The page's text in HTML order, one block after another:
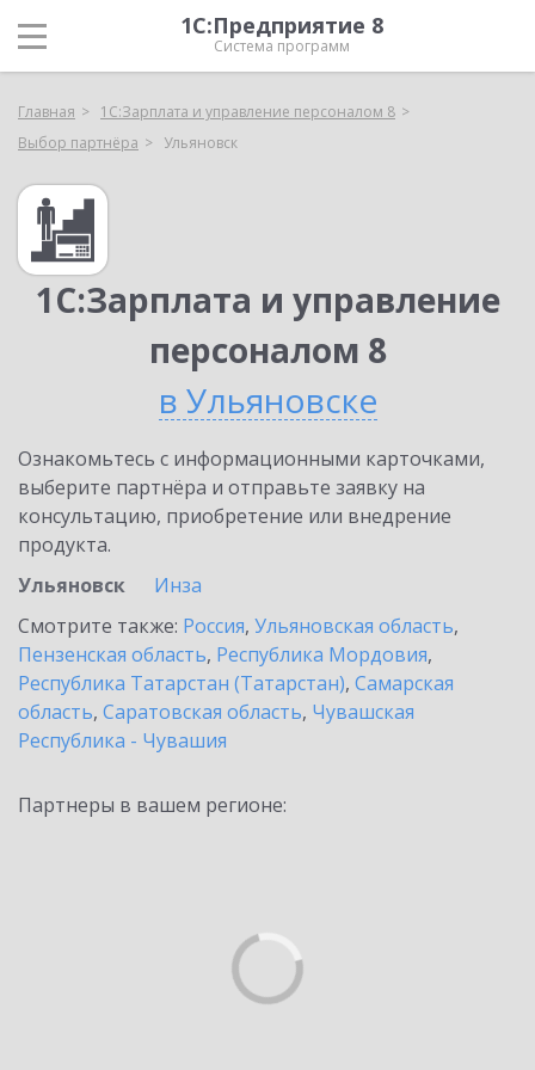
1С:Предприятие 8
Система программ
Главная
1С:Зарплата и управление персоналом 8
Выбор партнёра
Ульяновск
1С:Зарплата и управление
персоналом 8
в Ульяновске
Ознакомьтесь с информационными карточками,
выберите партнёра и отправьте заявку на
консультацию, приобретение или внедрение
продукта.
Ульяновск
Инза
Смотрите также: Россия, Ульяновская область,
Пензенская область, Республика Мордовия,
Республика Татарстан (Татарстан), Самарская
область, Саратовская область, Чувашская
Республика - Чувашия
Партнеры в вашем регионе: